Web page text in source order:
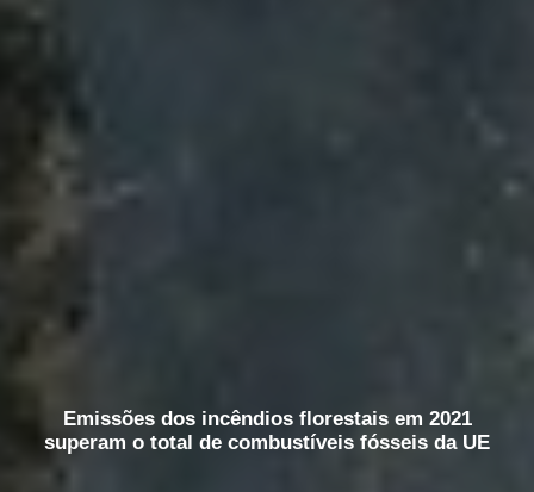
Emissões dos incêndios florestais em 2021
superam o total de combustíveis fósseis da UE